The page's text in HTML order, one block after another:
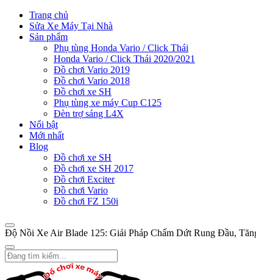
Trang chủ
Sửa Xe Máy Tại Nhà
Sản phẩm
Phụ tùng Honda Vario / Click Thái
Honda Vario / Click Thái 2020/2021
Đồ chơi Vario 2019
Đồ chơi Vario 2018
Đồ chơi xe SH
Phụ tùng xe máy Cup C125
Đèn trợ sáng L4X
Nổi bật
Mới nhất
Blog
Đồ chơi xe SH
Đồ chơi xe SH 2017
Đồ chơi Exciter
Đồ chơi Vario
Đồ chơi FZ 150i
Độ Nồi Xe Air Blade 125: Giải Pháp Chấm Dứt Rung Đầu,